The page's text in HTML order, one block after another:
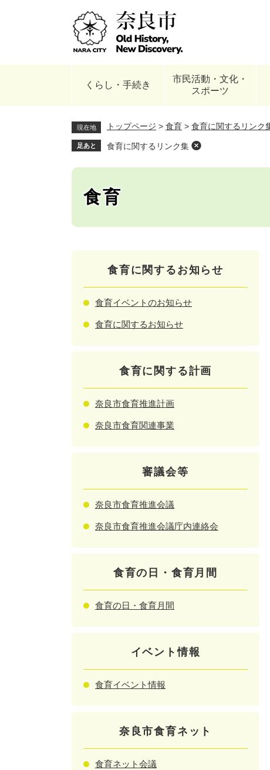
くらし・手続き
市民活動・文化・
スポーツ
現在地 トップページ > 食育 > 食育に関するリンク
足あと 食育に関するリンク集
食育
食育に関するお知らせ
食育イベントのお知らせ
食育に関するお知らせ
食育に関する計画
奈良市食育推進計画
奈良市食育関連事業
審議会等
奈良市食育推進会議
奈良市食育推進会議庁内連絡会
食育の日・食育月間
食育の日・食育月間
イベント情報
食育イベント情報
奈良市食育ネット
食育ネット会議